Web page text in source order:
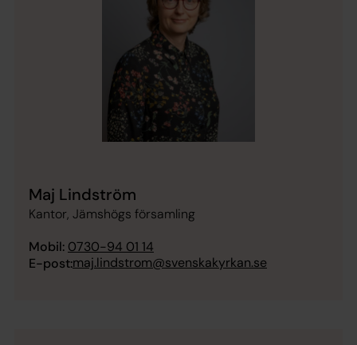
Maj Lindström
Kantor, Jämshögs församling
Mobil: 0730-94 01 14
E-post:maj.lindstrom@svenskakyrkan.se